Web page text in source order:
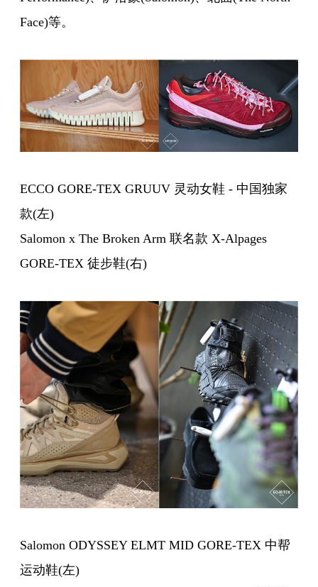
Face)等。
ECCO GORE-TEX GRUUV 灵动女鞋 - 中国独家
款(左)
Salomon x The Broken Arm 联名款 X-Alpages
GORE-TEX 徒步鞋(右)
Salomon ODYSSEY ELMT MID GORE-TEX 中帮
运动鞋(左)